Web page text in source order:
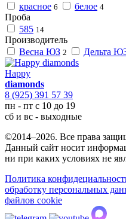
красное 6 белое 4
Проба
585 14
Производитель
Весна ЮЗ 2 Дельта
Happy
diamonds
8 (925) 391 57 39
пн - пт с 10 до 19
сб и вс - выходные
©2014–2026. Все права
Данный сайт носит
ни при каких условиях не
Политика
обработку персональных
файлов cookie